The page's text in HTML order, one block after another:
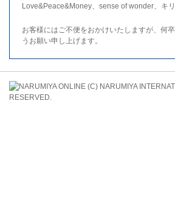
Love&Peace&Money、sense of wonder、キ
お客様にはご不便をおかけいたしますが、何
うお願い申し上げます。